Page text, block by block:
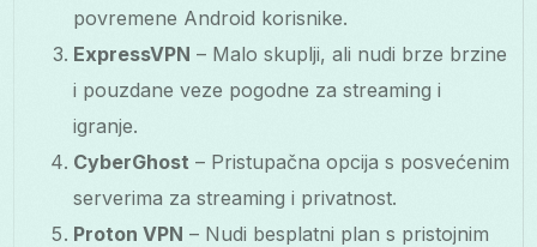
povremene Android korisnike.
ExpressVPN – Malo skuplji, ali nudi brze brzine
i pouzdane veze pogodne za streaming i
igranje.
CyberGhost – Pristupačna opcija s posvećenim
serverima za streaming i privatnost.
Proton VPN – Nudi besplatni plan s pristojnim